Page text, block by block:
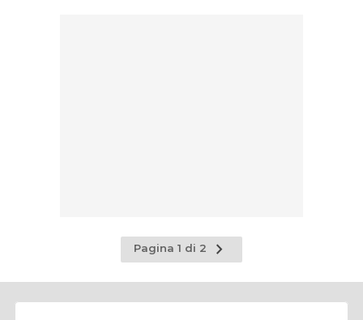
Pagina 1 di 2
Pagina
successiva